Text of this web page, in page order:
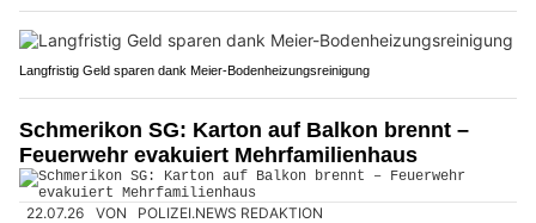
Langfristig Geld sparen dank Meier-Bodenheizungsreinigung
Schmerikon SG: Karton auf Balkon brennt –
Feuerwehr evakuiert Mehrfamilienhaus
22.07.26 VON POLIZEI.NEWS REDAKTION